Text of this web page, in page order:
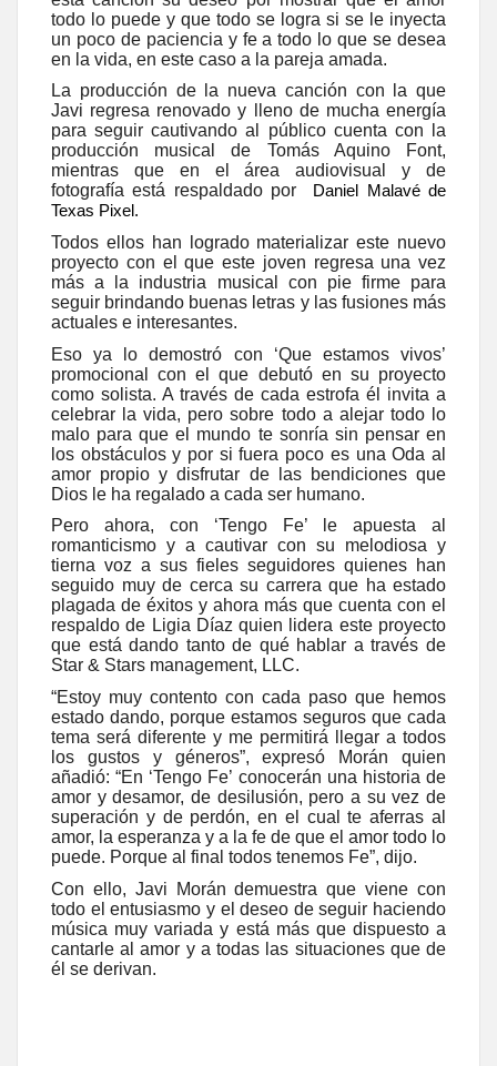
todo lo puede y que todo se logra si se le inyecta
un poco de paciencia y fe a todo lo que se desea
en la vida, en este caso a la pareja amada.
La producción de la nueva canción con la que
Javi regresa renovado y lleno de mucha energía
para seguir cautivando al público cuenta con la
producción musical de Tomás Aquino Font,
mientras que en el área audiovisual y de
fotografía está respaldado por
Daniel Malavé de
Texas Pixel.
Todos ellos han logrado materializar este nuevo
proyecto con el que este joven regresa una vez
más a la industria musical con pie firme para
seguir brindando buenas letras y las fusiones más
actuales e interesantes.
Eso ya lo demostró con ‘Que estamos vivos’
promocional con el que debutó en su proyecto
como solista. A través de cada estrofa él invita a
celebrar la vida, pero sobre todo a alejar todo lo
malo para que el mundo te sonría sin pensar en
los obstáculos y por si fuera poco es una Oda al
amor propio y disfrutar de las bendiciones que
Dios le ha regalado a cada ser humano.
Pero ahora, con ‘Tengo Fe’ le apuesta al
romanticismo y a cautivar con su melodiosa y
tierna voz a sus fieles seguidores quienes han
seguido muy de cerca su carrera que ha estado
plagada de éxitos y ahora más que cuenta con el
respaldo de Ligia Díaz quien lidera este proyecto
que está dando tanto de qué hablar a través de
Star & Stars management, LLC.
“Estoy muy contento con cada paso que hemos
estado dando, porque estamos seguros que cada
tema será diferente y me permitirá llegar a todos
los gustos y géneros”, expresó Morán quien
añadió: “En ‘Tengo Fe’ conocerán una historia de
amor y desamor, de desilusión, pero a su vez de
superación y de perdón, en el cual te aferras al
amor, la esperanza y a la fe de que el amor todo lo
puede. Porque al final todos tenemos Fe”, dijo.
Con ello, Javi Morán demuestra que viene con
todo el entusiasmo y el deseo de seguir haciendo
música muy variada y está más que dispuesto a
cantarle al amor y a todas las situaciones que de
él se derivan.